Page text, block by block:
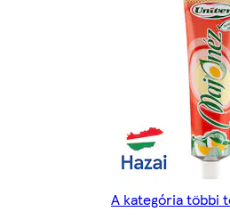
A kategória többi